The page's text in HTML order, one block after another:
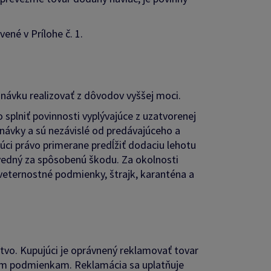
v Prílohe č. 1.
realizovať z dôvodov vyššej moci.
povinnosti vyplývajúce z uzatvorenej
a sú nezávislé od predávajúceho a
právo primerane predĺžiť dodaciu lehotu
za spôsobenú škodu. Za okolnosti
podmienky, štrajk, karanténa a
Kupujúci je oprávnený reklamovať tovar
podmienkam. Reklamácia sa uplatňuje